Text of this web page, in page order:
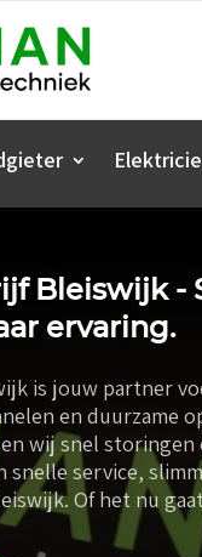
Bleiswijk -
ervaring.
is jouw partner
en duurzame
wij snel
snelle service,
Of het nu